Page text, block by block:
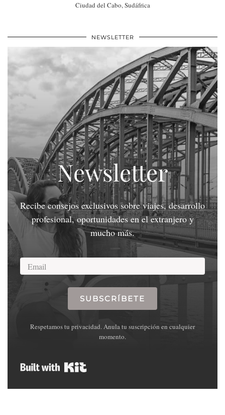
Ciudad del Cabo, Sudáfrica
NEWSLETTER
Newsletter
Recibe consejos exclusivos sobre viajes, desarrollo
profesional, oportunidades en el extranjero y
mucho más.
SUBSCRÍBETE
Respetamos tu privacidad. Anula tu suscripción en cualquier
momento.